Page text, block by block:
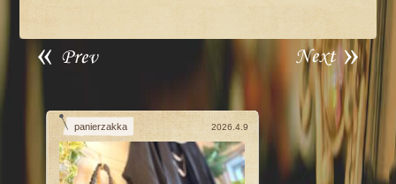
panierzakka 2026.4.9